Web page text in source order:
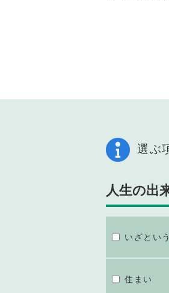
選ぶ
人生の出
いざとい
住まい